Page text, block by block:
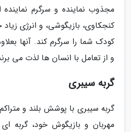
مجذوب نماینده و سرگرم
کنجکاوی، بازیگوشی، و انرژی
کودک شما را سرگرم کند. آنها
و از تعامل با انسان ها لذت می
گربه سیبری
گربه سیبری با پوشش بلند و
مهربان و بازیگوش خود، گربه